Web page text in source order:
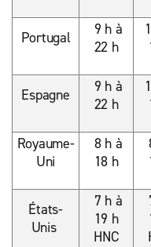
Portugal
9 h à
22 h
Espagne
9 h à
22 h
Royaume-
Uni
8 h à
18 h
États-
Unis
7 h à
19 h
HNC